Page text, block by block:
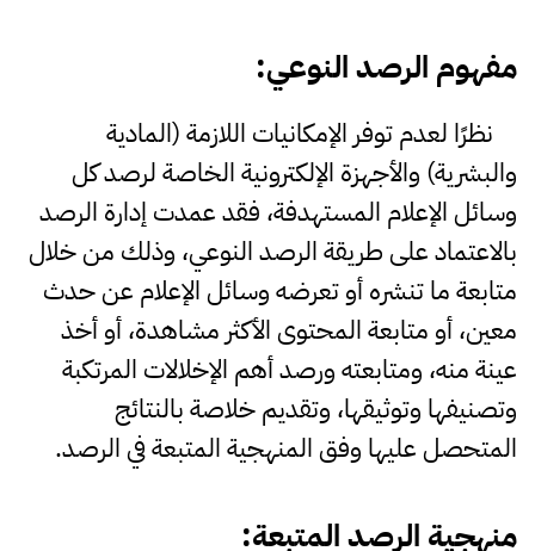
مفهوم الرصدالنوعي:
نظرًا لعدم توفر الإمكانيات اللازمة (المادية
والبشرية) والأجهزة الإلكترونية الخاصة لرصد كل
وسائل الإعلام المستهدفة، فقد عمدت إدارة الرصد
بالاعتماد على طريقة الرصد النوعي، وذلك من خلال
متابعة ما تنشره أو تعرضه وسائل الإعلام عن حدث
معين، أو متابعة المحتوى الأكثر مشاهدة، أو أخذ
عينة منه، ومتابعته ورصد أهم الإخلالات المرتكبة
وتصنيفها وتوثيقها، وتقديم خلاصة بالنتائج
المتحصل عليها وفق المنهجية المتبعة في الرصد.
منهجية الرصدالمتبعة: